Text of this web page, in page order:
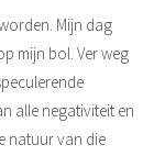
Mijn dag
mijn bol. Ver weg
alle negativiteit en
natuur van die